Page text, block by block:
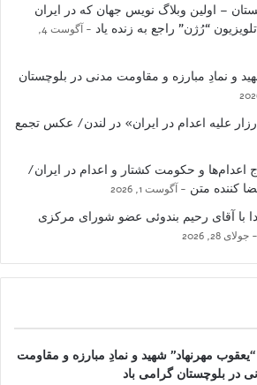
– اولین وبلاگ نویس جهان که در ایران
“رُژن” راجع به زنده یاد
آگوست 4,
و نمادِ مبارزه و مقاومت مدنی در بلوچستان
علیه اعدام در ایران» در لندن/ عکس تجمع
اعدام‌ها و حکومت کشتار و اعدام در ایران/
کننده متن
آگوست 1, 2026
با آقای رحیم بندوئی عضو شورای مرکزی
جولای 28, 2026
“یعقوب مهرنهاد” شهید و نمادِ مبارزه و مقاومت
در بلوچستان گرامی باد